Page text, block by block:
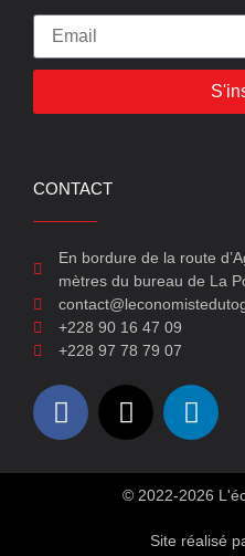
CONTACT
En bordure de la route
mètres du bureau de La
+228 90 16 47 09
+228 97 78 79 07
© 2022-2026
Site réalisé